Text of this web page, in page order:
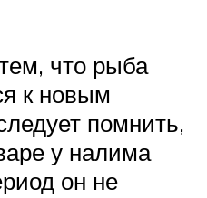
что рыба
к новым
помнить,
у налима
он не